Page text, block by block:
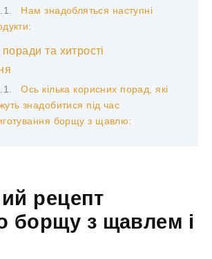
Нам знадобляться наступні
поради та хитрості
Ось кілька корисних порад, які
знадобитися під час
борщу з щавлю:
рецепт
борщу з щавлем і